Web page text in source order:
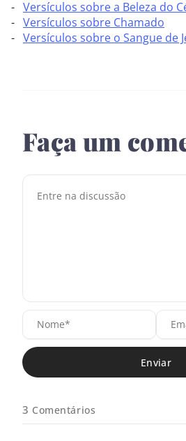
Versículos sobre a Beleza do
Versículos sobre Chamado
Versículos sobre o Sangue de
Faça um
N
o
m
e
*
3 Comentários